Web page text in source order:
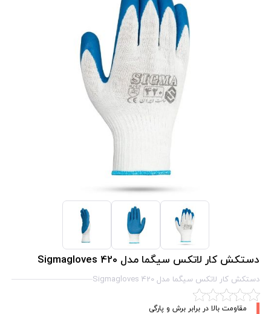
دستکش کار لاتکس سیگما مدل Sigmagloves 420
دستکش کار لاتکس سیگما مدل Sigmagloves 420
مقاومت بالا در برابر برش و پارگی